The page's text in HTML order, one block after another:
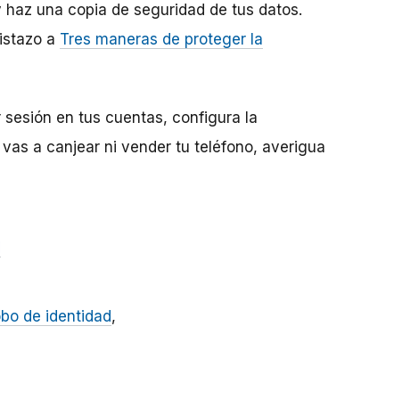
una copia de seguridad de tus datos.
a Tres maneras de proteger la
sesión en tus cuentas, configura la
a canjear ni vender tu teléfono, averigua
de identidad